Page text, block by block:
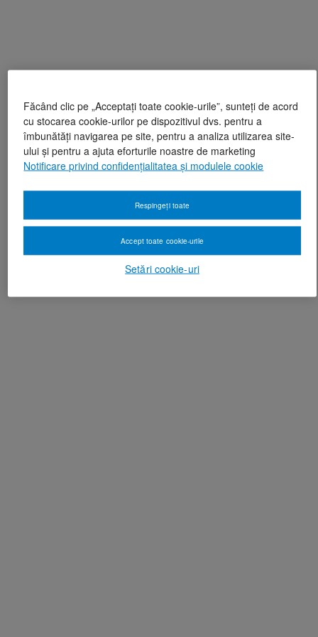
Făcând clic pe „Acceptați toate cookie-urile”, sunteți de acord
cu stocarea cookie-urilor pe dispozitivul dvs. pentru a
îmbunătăți navigarea pe site, pentru a analiza utilizarea site-
ului și pentru a ajuta eforturile noastre de marketing
Notificare privind confidențialitatea și modulele cookie
Setări cookie-uri
Respingeți toate
Accept toate cookie-urile